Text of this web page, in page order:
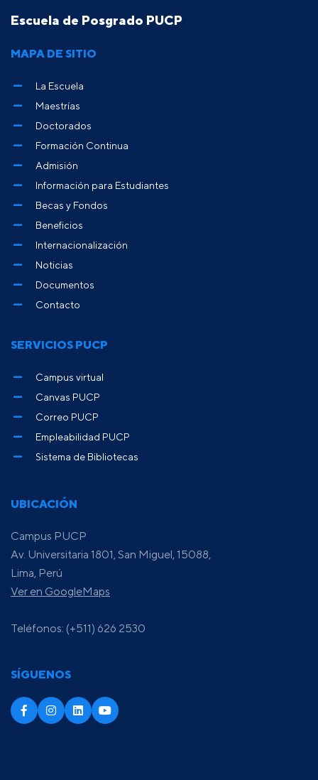
Escuela de Posgrado PUCP
UBICACIÓN
Campus PUCP
Av. Universitaria 1801, San Miguel, 15088,
Lima, Perú
Ver en GoogleMaps
Teléfonos: (+511) 626 2530
SÍGUENOS
MAPA DE SITIO
La Escuela
Maestrías
Doctorados
Formación Continua
Admisión
Información para Estudiantes
Becas y Fondos
Beneficios
Internacionalización
Noticias
Documentos
Contacto
SERVICIOS PUCP
Campus virtual
Canvas PUCP
Correo PUCP
Empleabilidad PUCP
Sistema de Bibliotecas